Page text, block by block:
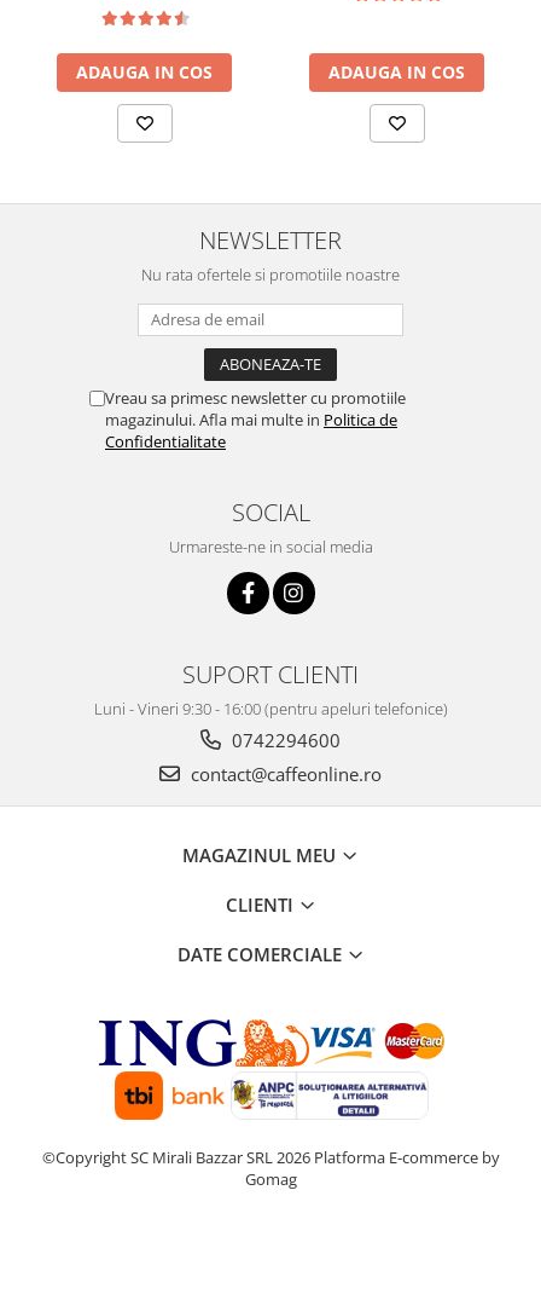
ADAUGA IN COS ADAUGA IN COS
NEWSLETTER
Nu rata ofertele si promotiile noastre
Vreau sa primesc newsletter cu promotiile
magazinului. Afla mai multe in Politica de
Confidentialitate
SOCIAL
Urmareste-ne in social media
SUPORT CLIENTI
Luni - Vineri 9:30 - 16:00 (pentru apeluri telefonice)
0742294600
contact@caffeonline.ro
MAGAZINUL MEU
CLIENTI
DATE COMERCIALE
©Copyright SC Mirali Bazzar SRL 2026 Platforma E-commerce by
Gomag